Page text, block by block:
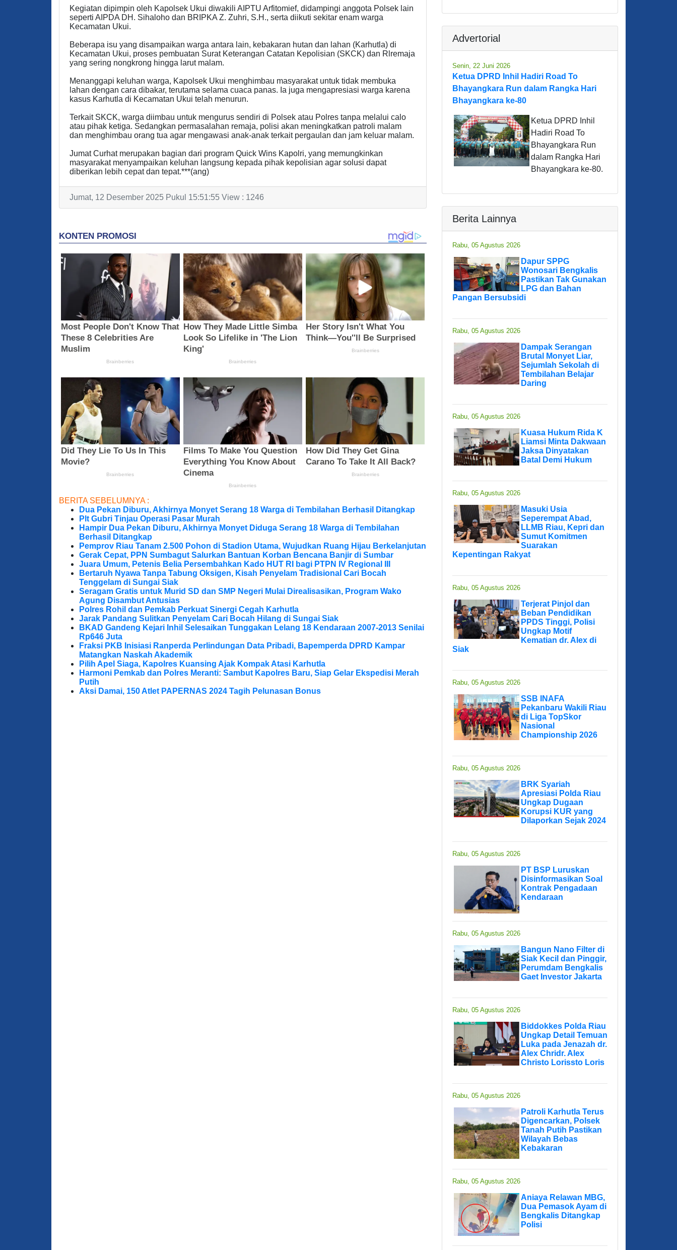
Kegiatan dipimpin oleh Kapolsek Ukui diwakili AIPTU Arfitomief, didampingi anggota Polsek lain
seperti AIPDA DH. Sihaloho dan BRIPKA Z. Zuhri, S.H., serta diikuti sekitar enam warga
Kecamatan Ukui.
Beberapa isu yang disampaikan warga antara lain, kebakaran hutan dan lahan (Karhutla) di
Kecamatan Ukui, proses pembuatan Surat Keterangan Catatan Kepolisian (SKCK) dan Rlremaja
yang sering nongkrong hingga larut malam.
Menanggapi keluhan warga, Kapolsek Ukui menghimbau masyarakat untuk tidak membuka
lahan dengan cara dibakar, terutama selama cuaca panas. Ia juga mengapresiasi warga karena
kasus Karhutla di Kecamatan Ukui telah menurun.
Terkait SKCK, warga diimbau untuk mengurus sendiri di Polsek atau Polres tanpa melalui calo
atau pihak ketiga. Sedangkan permasalahan remaja, polisi akan meningkatkan patroli malam
dan menghimbau orang tua agar mengawasi anak-anak terkait pergaulan dan jam keluar malam.
Jumat Curhat merupakan bagian dari program Quick Wins Kapolri, yang memungkinkan
masyarakat menyampaikan keluhan langsung kepada pihak kepolisian agar solusi dapat
diberikan lebih cepat dan tepat.***(ang)
Jumat, 12 Desember 2025 Pukul 15:51:55 View : 1246
BERITA SEBELUMNYA :
Dua Pekan Diburu, Akhirnya Monyet Serang 18 Warga di Tembilahan Berhasil Ditangkap
Plt Gubri Tinjau Operasi Pasar Murah
Hampir Dua Pekan Diburu, Akhirnya Monyet Diduga Serang 18 Warga di Tembilahan
Berhasil Ditangkap
Pemprov Riau Tanam 2.500 Pohon di Stadion Utama, Wujudkan Ruang Hijau Berkelanjutan
Gerak Cepat, PPN Sumbagut Salurkan Bantuan Korban Bencana Banjir di Sumbar
Juara Umum, Petenis Belia Persembahkan Kado HUT RI bagi PTPN IV Regional III
Bertaruh Nyawa Tanpa Tabung Oksigen, Kisah Penyelam Tradisional Cari Bocah
Tenggelam di Sungai Siak
Seragam Gratis untuk Murid SD dan SMP Negeri Mulai Direalisasikan, Program Wako
Agung Disambut Antusias
Polres Rohil dan Pemkab Perkuat Sinergi Cegah Karhutla
Jarak Pandang Sulitkan Penyelam Cari Bocah Hilang di Sungai Siak
BKAD Gandeng Kejari Inhil Selesaikan Tunggakan Lelang 18 Kendaraan 2007-2013 Senilai
Rp646 Juta
Fraksi PKB Inisiasi Ranperda Perlindungan Data Pribadi, Bapemperda DPRD Kampar
Matangkan Naskah Akademik
Pilih Apel Siaga, Kapolres Kuansing Ajak Kompak Atasi Karhutla
Harmoni Pemkab dan Polres Meranti: Sambut Kapolres Baru, Siap Gelar Ekspedisi Merah
Putih
Aksi Damai, 150 Atlet PAPERNAS 2024 Tagih Pelunasan Bonus
Advertorial
Senin, 22 Juni 2026
Ketua DPRD Inhil Hadiri Road To
Bhayangkara Run dalam Rangka Hari
Bhayangkara ke-80
Ketua DPRD Inhil
Hadiri Road To
Bhayangkara Run
dalam Rangka Hari
Bhayangkara ke-80.
Berita Lainnya
Rabu, 05 Agustus 2026
Dapur SPPG
Wonosari Bengkalis
Pastikan Tak Gunakan
LPG dan Bahan
Pangan Bersubsidi
Rabu, 05 Agustus 2026
Dampak Serangan
Brutal Monyet Liar,
Sejumlah Sekolah di
Tembilahan Belajar
Daring
Rabu, 05 Agustus 2026
Kuasa Hukum Rida K
Liamsi Minta Dakwaan
Jaksa Dinyatakan
Batal Demi Hukum
Rabu, 05 Agustus 2026
Masuki Usia
Seperempat Abad,
LLMB Riau, Kepri dan
Sumut Komitmen
Suarakan
Kepentingan Rakyat
Rabu, 05 Agustus 2026
Terjerat Pinjol dan
Beban Pendidikan
PPDS Tinggi, Polisi
Ungkap Motif
Kematian dr. Alex di
Siak
Rabu, 05 Agustus 2026
SSB INAFA
Pekanbaru Wakili Riau
di Liga TopSkor
Nasional
Championship 2026
Rabu, 05 Agustus 2026
BRK Syariah
Apresiasi Polda Riau
Ungkap Dugaan
Korupsi KUR yang
Dilaporkan Sejak 2024
Rabu, 05 Agustus 2026
PT BSP Luruskan
Disinformasikan Soal
Kontrak Pengadaan
Kendaraan
Rabu, 05 Agustus 2026
Bangun Nano Filter di
Siak Kecil dan Pinggir,
Perumdam Bengkalis
Gaet Investor Jakarta
Rabu, 05 Agustus 2026
Biddokkes Polda Riau
Ungkap Detail Temuan
Luka pada Jenazah dr.
Alex Chridr. Alex
Christo Lorissto Loris
Rabu, 05 Agustus 2026
Patroli Karhutla Terus
Digencarkan, Polsek
Tanah Putih Pastikan
Wilayah Bebas
Kebakaran
Rabu, 05 Agustus 2026
Aniaya Relawan MBG,
Dua Pemasok Ayam di
Bengkalis Ditangkap
Polisi